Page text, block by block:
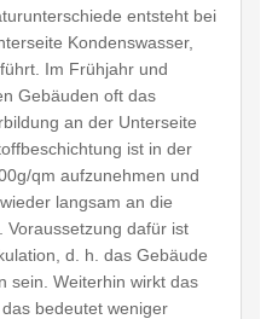
entsteht bei
Kondenswasser,
Im Frühjahr und
Gebäuden oft das
an der Unterseite
ist in der
qm aufzunehmen und
langsam an die
Voraussetzung dafür ist
d. h. das Gebäude
sein. Weiterhin wirkt das
bedeutet weniger